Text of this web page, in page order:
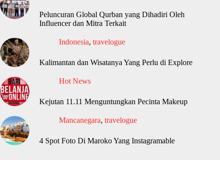
Peluncuran Global Qurban yang Dihadiri Oleh
Influencer dan Mitra Terkait
Indonesia, travelogue
Kalimantan dan Wisatanya Yang Perlu di Explore
Hot News
Kejutan 11.11 Menguntungkan Pecinta Makeup
Mancanegara, travelogue
4 Spot Foto Di Maroko Yang Instagramable